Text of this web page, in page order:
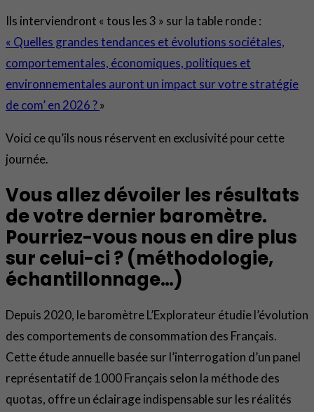
Ils interviendront « tous les 3 » sur la table ronde :
« Quelles grandes tendances et évolutions sociétales,
comportementales, économiques, politiques et
environnementales auront un impact sur votre stratégie
de com’ en 2026 ?»
Voici ce qu’ils nous réservent en exclusivité pour cette
journée.
Vous allez dévoiler les résultats
de votre dernier baromètre.
Pourriez-vous nous en dire plus
sur celui-ci ? (méthodologie,
échantillonnage…)
Depuis 2020, le baromètre L’Explorateur étudie l’évolution
des comportements de consommation des Français.
Cette étude annuelle basée sur l’interrogation d’un panel
représentatif de 1000 Français selon la méthode des
quotas, offre un éclairage indispensable sur les réalités